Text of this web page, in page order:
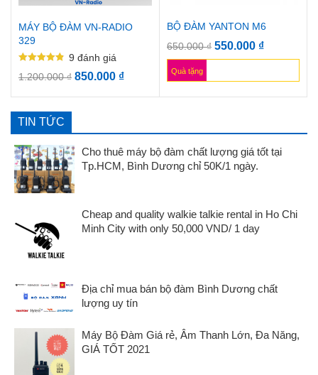
MÁY BỘ ĐÀM VN-RADIO
329
hạng
5 sao
9 đánh giá
1.200.000₫ 850.000 ₫
BỘ ĐÀM YANTON M6
650.000₫ 550.000 ₫
Quà tặng
TIN TỨC
Cho thuê máy bộ đàm chất lượng giá tốt tại
Tp.HCM, Bình Dương chỉ 50K/1 ngày.
Cheap and quality walkie talkie rental in Ho Chi
Minh City with only 50,000 VND/ 1 day
Địa chỉ mua bán bộ đàm Bình Dương chất
lượng uy tín
Máy Bộ Đàm Giá rẻ, Âm Thanh Lớn, Đa Năng,
GIÁ TỐT 2021